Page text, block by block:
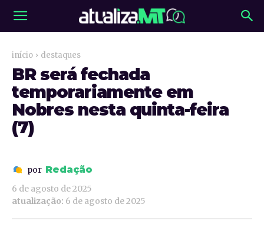
início destaques
BR será fechada
temporariamente em
Nobres nesta quinta-feira
(7)
por Redação
6 de agosto de 2025
atualização: 6 de agosto de 2025